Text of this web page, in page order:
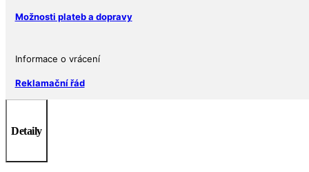
Možnosti plateb a dopravy
Informace o vrácení
Reklamační řád
Detaily